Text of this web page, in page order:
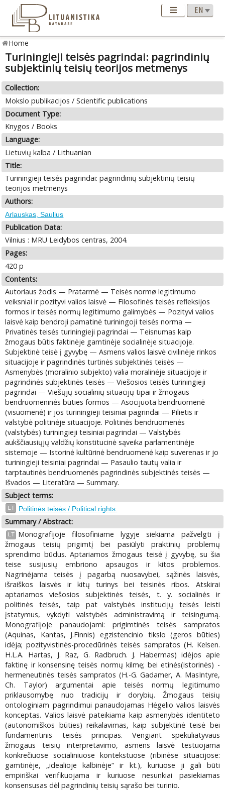
Home
Turiningieji teisės pagrindai: pagrindinių
subjektinių teisių teorijos metmenys
Collection:
Mokslo publikacijos / Scientific publications
Document Type:
Knygos / Books
Language:
Lietuvių kalba / Lithuanian
Title:
Turiningieji teisės pagrindai: pagrindinių subjektinių teisių
teorijos metmenys
Authors:
Arlauskas, Saulius
Publication Data:
Vilnius : MRU Leidybos centras, 2004.
Pages:
420 p
Contents:
Autoriaus žodis — Pratarmė — Teisės normø legitimumo
veiksniai ir pozityvi valios laisvė — Filosofinės teisės refleksijos
formos ir teisės normų legitimumo galimybės — Pozityvi valios
laisvė kaip bendroji pamatinė turiningoji teisės norma —
Privatinės teisės turiningieji pagrindai — Teisnumas kaip
žmogaus būtis faktinėje gamtinėje socialinėje situacijoje.
Subjektinė teisė į gyvybę — Asmens valios laisvė civilinėje rinkos
situacijoje ir pagrindinės turtinės subjektinės teisės —
Asmenybės (moralinio subjekto) valia moralinėje situacijoje ir
pagrindinės subjektinės teisės — Viešosios teisės turiningieji
pagrindai — Viešųjų socialinių situacijų tipai ir žmogaus
bendruomeninės būties formos — Asocijuota bendruomenė
(visuomenė) ir jos turiningieji teisiniai pagrindai — Pilietis ir
valstybė politinėje situacijoje. Politinės bendruomenės
(valstybės) turiningieji teisiniai pagrindai — Valstybės
aukščiausiųjų valdžių konstitucinė sąveika parlamentinėje
sistemoje — Istorinė kultūrinė bendruomenė kaip suverenas ir jo
turiningieji teisiniai pagrindai — Pasaulio tautų valia ir
tarptautinės bendruomenės pagrindinės subjektinės teisės —
Išvados — Literatūra — Summary.
Subject terms:
LT Politinės teisės / Political rights.
Summary / Abstract:
LT
Monografijoje filosofiniame lygyje siekiama pažvelgti į
žmogaus teisių prigimtį bei pasiūlyti praktinių problemų
sprendimo būdus. Aptariamos žmogaus teisė į gyvybę, su šia
teise susijusių embriono apsaugos ir kitos problemos.
Nagrinėjama teisės į pagarbą nuosavybei, sąžinės laisvės,
išraiškos laisvės ir kitų turinys bei teisinės ribos. Atskirai
aptariamos viešosios subjektinės teisės, t. y. socialinės ir
politinės teisės, taip pat valstybės institucijų teisės leisti
įstatymus, vykdyti valstybės administravimą ir teisingumą.
Monografijoje panaudojami: prigimtinės teisės sampratos
(Aquinas, Kantas, J.Finnis) egzistencinio tikslo (geros būties)
idėja; pozityvistinės-procedūrinės teisės sampratos (H. Kelsen.
H.L.A. Hartas, J. Raz, G. Radbruch. J. Habermas) idėjos apie
faktinę ir konsensinę teisės normų kilmę; bei etinės(istorinės) -
hermeneutinės teisės sampratos (H.-G. Gadamer, A. MasIntyre,
Ch. Taylor) argumentai apie teisės normų legitimumo
priklausomybę nuo tradicijų ir dorybių. Žmogaus teisių
ontologiniam pagrindimui panaudojamas Hėgelio valios laisvės
konceptas. Valios laisvė pateikiama kaip asmenybės identiteto
(autonomiškos būties) reikalavimas, kaip subjektinė teisė bei
fundamentinis teisės principas. Vengiant spekuliatyvaus
žmogaus teisių interpretavimo, asmens laisvė testuojama
konkrečiuose socialiniuose kontekstuose (ribinėse situacijose:
gamtinėje, „idealioje kalbinėje“ ir kt.), kuriuose ji gali būti
empiriškai verifikuojama ir kuriuose nesunkiai pasiekiamas
konsensusas dėl pagrindinių teisių sąrašo bei turinio.